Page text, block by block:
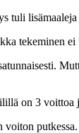
tekeminen ei
on 3 voittoa